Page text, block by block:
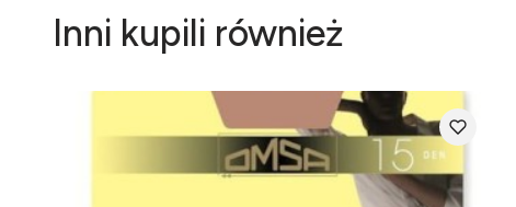
Inni kupili również